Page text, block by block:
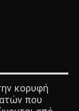
κορυφή
που